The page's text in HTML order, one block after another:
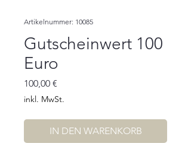
Artikelnummer: 10085
Gutscheinwert 100
Euro
100,00 €
inkl. MwSt.
IN DEN WARENKORB